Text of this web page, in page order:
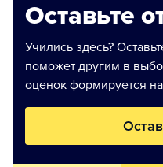
Оставьте
Учились здесь?
поможет другим в
оценок формируется